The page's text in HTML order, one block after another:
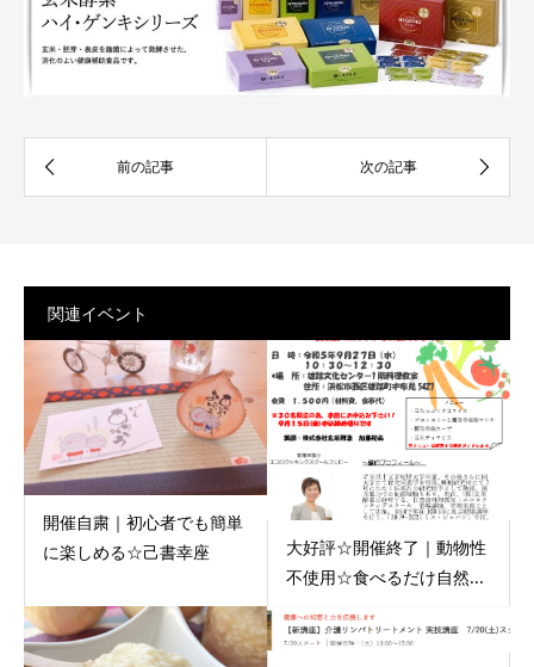
関連イベント
開催自粛｜初心者でも簡単
に楽しめる☆己書幸座
大好評☆開催終了｜動物性
不使用☆食べるだけ自然...